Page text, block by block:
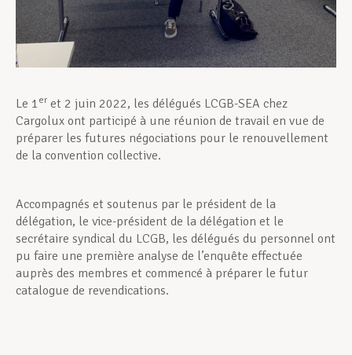
Actualités
Le 1 er et 2 juin 2022, les délégués LCGB-SEA chez
Cargolux ont participé à une réunion de travail en vue de
préparer les futures négociations pour le renouvellement
de la convention collective.
Accompagnés et soutenus par le président de la
délégation, le vice-président de la délégation et le
secrétaire syndical du LCGB, les délégués du personnel ont
pu faire une première analyse de l’enquête effectuée
auprès des membres et commencé à préparer le futur
catalogue de revendications.